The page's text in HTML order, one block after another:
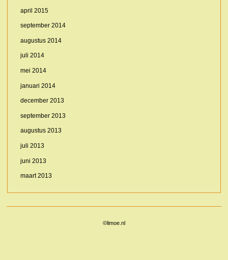
april 2015
september 2014
augustus 2014
juli 2014
mei 2014
januari 2014
december 2013
september 2013
augustus 2013
juli 2013
juni 2013
maart 2013
©limoe.nl